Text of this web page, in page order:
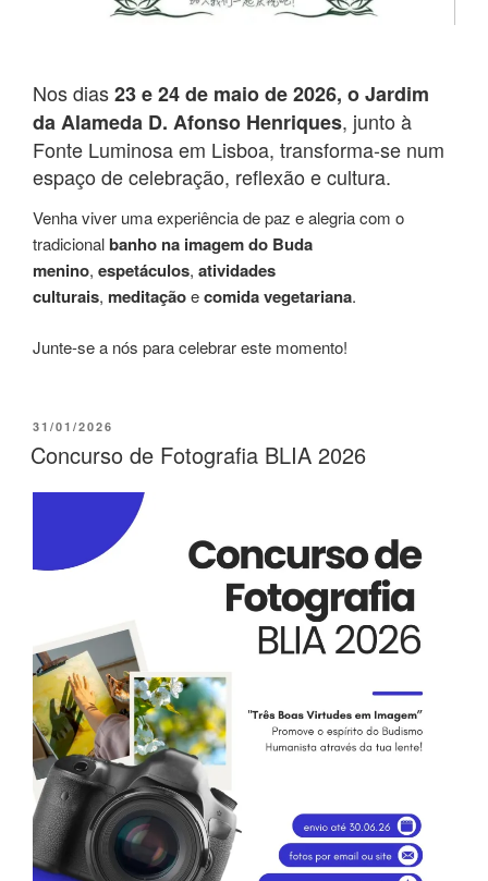
Nos dias23 e 24 de maio de 2026, o Jardim
da Alameda D. Afonso Henriques, junto à
Fonte Luminosa em Lisboa, transforma-se num
espaço de celebração, reflexão e cultura.
Venha viver uma experiência de paz e alegria com o
tradicionalbanho na imagem do Buda
menino, espetáculos, atividades
culturais, meditaçãoecomida vegetariana.
Junte-se a nós para celebrar este momento!
31/01/2026
Concurso de Fotografia BLIA 2026